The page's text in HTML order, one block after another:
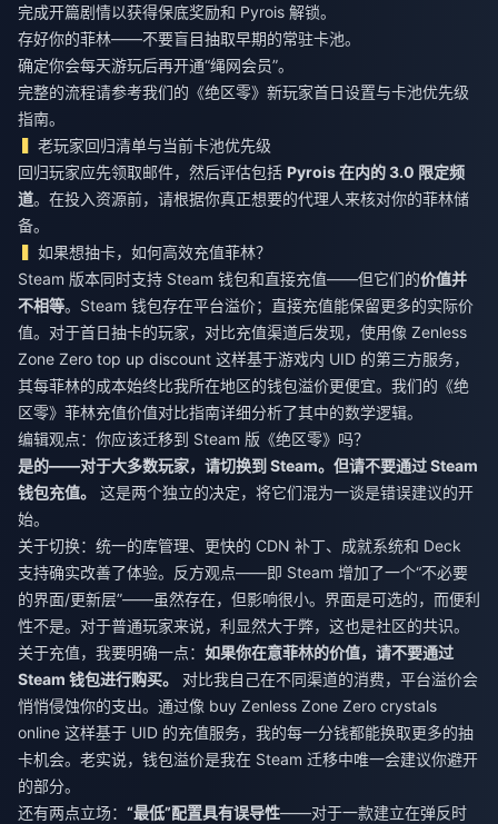
完成开篇剧情以获得保底奖励和 Pyrois 解锁。
存好你的菲林——不要盲目抽取早期的常驻卡池。
确定你会每天游玩后再开通“绳网会员”。
完整的流程请参考我们的《绝区零》新玩家首日设置与卡池优先级
指南。
老玩家回归清单与当前卡池优先级
回归玩家应先领取邮件，然后评估包括 Pyrois 在内的 3.0 限定频
道。在投入资源前，请根据你真正想要的代理人来核对你的菲林储
备。
如果想抽卡，如何高效充值菲林？
Steam 版本同时支持 Steam 钱包和直接充值——但它们的价值并
不相等。Steam 钱包存在平台溢价；直接充值能保留更多的实际价
值。对于首日抽卡的玩家，对比充值渠道后发现，使用像 Zenless
Zone Zero top up discount 这样基于游戏内 UID 的第三方服务，
其每菲林的成本始终比我所在地区的钱包溢价更便宜。我们的《绝
区零》菲林充值价值对比指南详细分析了其中的数学逻辑。
编辑观点：你应该迁移到 Steam 版《绝区零》吗？
是的——对于大多数玩家，请切换到 Steam。但请不要通过 Steam
钱包充值。
这是两个独立的决定，将它们混为一谈是错误建议的开
始。
关于切换：统一的库管理、更快的 CDN 补丁、成就系统和 Deck
支持确实改善了体验。反方观点——即 Steam 增加了一个“不必要
的界面/更新层”——虽然存在，但影响很小。界面是可选的，而便利
性不是。对于普通玩家来说，利显然大于弊，这也是社区的共识。
关于充值，我要明确一点： 如果你在意菲林的价值，请不要通过
Steam 钱包进行购买。
对比我自己在不同渠道的消费，平台溢价会
悄悄侵蚀你的支出。通过像 buy Zenless Zone Zero crystals
online 这样基于 UID 的充值服务，我的每一分钱都能换取更多的抽
卡机会。老实说，钱包溢价是我在 Steam 迁移中唯一会建议你避开
的部分。
还有两点立场： “最低”配置具有误导性——对于一款建立在弹反时